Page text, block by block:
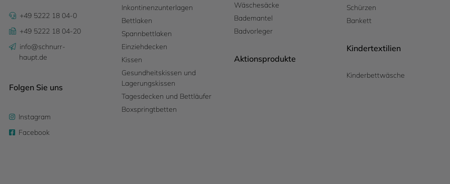
+49 5222 18 04-0
+49 5222 18 04-20
info@schnurr-
haupt.de
Folgen Sie uns
Instagram
Facebook
Inkontinenzunterlagen
Bettlaken
Spannbettlaken
Einziehdecken
Kissen
Gesundheitskissen und
Lagerungskissen
Tagesdecken und Bettläufer
Boxspringtbetten
Wäschesäcke
Bademantel
Badvorleger
Aktionsprodukte
Schürzen
Bankett
Kindertextilien
Kinderbettwäsche